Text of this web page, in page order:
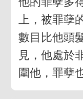
上，被罪孽
數目比他頭
見，他處於
圍他，罪孽